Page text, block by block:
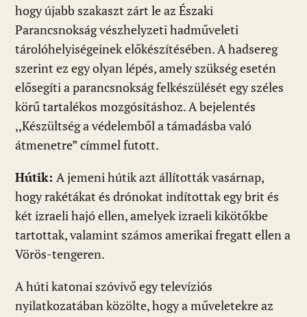
hogy újabb szakaszt zárt le az Északi
Parancsnokság vészhelyzeti hadműveleti
tárolóhelyiségeinek előkészítésében. A hadsereg
szerint ez egy olyan lépés, amely szükség esetén
elősegíti a parancsnokság felkészülését egy széles
körű tartalékos mozgósításhoz. A bejelentés
,,Készültség a védelemből a támadásba való
átmenetre” címmel futott.
Hútik: A jemeni hútik azt állították vasárnap,
hogy rakétákat és drónokat indítottak egy brit és
két izraeli hajó ellen, amelyek izraeli kikötőkbe
tartottak, valamint számos amerikai fregatt ellen a
Vörös-tengeren.
A húti katonai szóvivő egy televíziós
nyilatkozatában közölte, hogy a műveletekre az